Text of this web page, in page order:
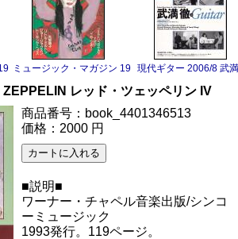
9 サニー・アデ
ミュージック・マガジン 1983/6 ボーイ・ジョージ
現代ギター 2006/8 武
レッド・ツェッペリン IV
商品番号：book_4401346513
価格：2000 円
■説明■
ワーナー・チャペル音楽出版/シンコ
ーミュージック
1993発行。119ページ。